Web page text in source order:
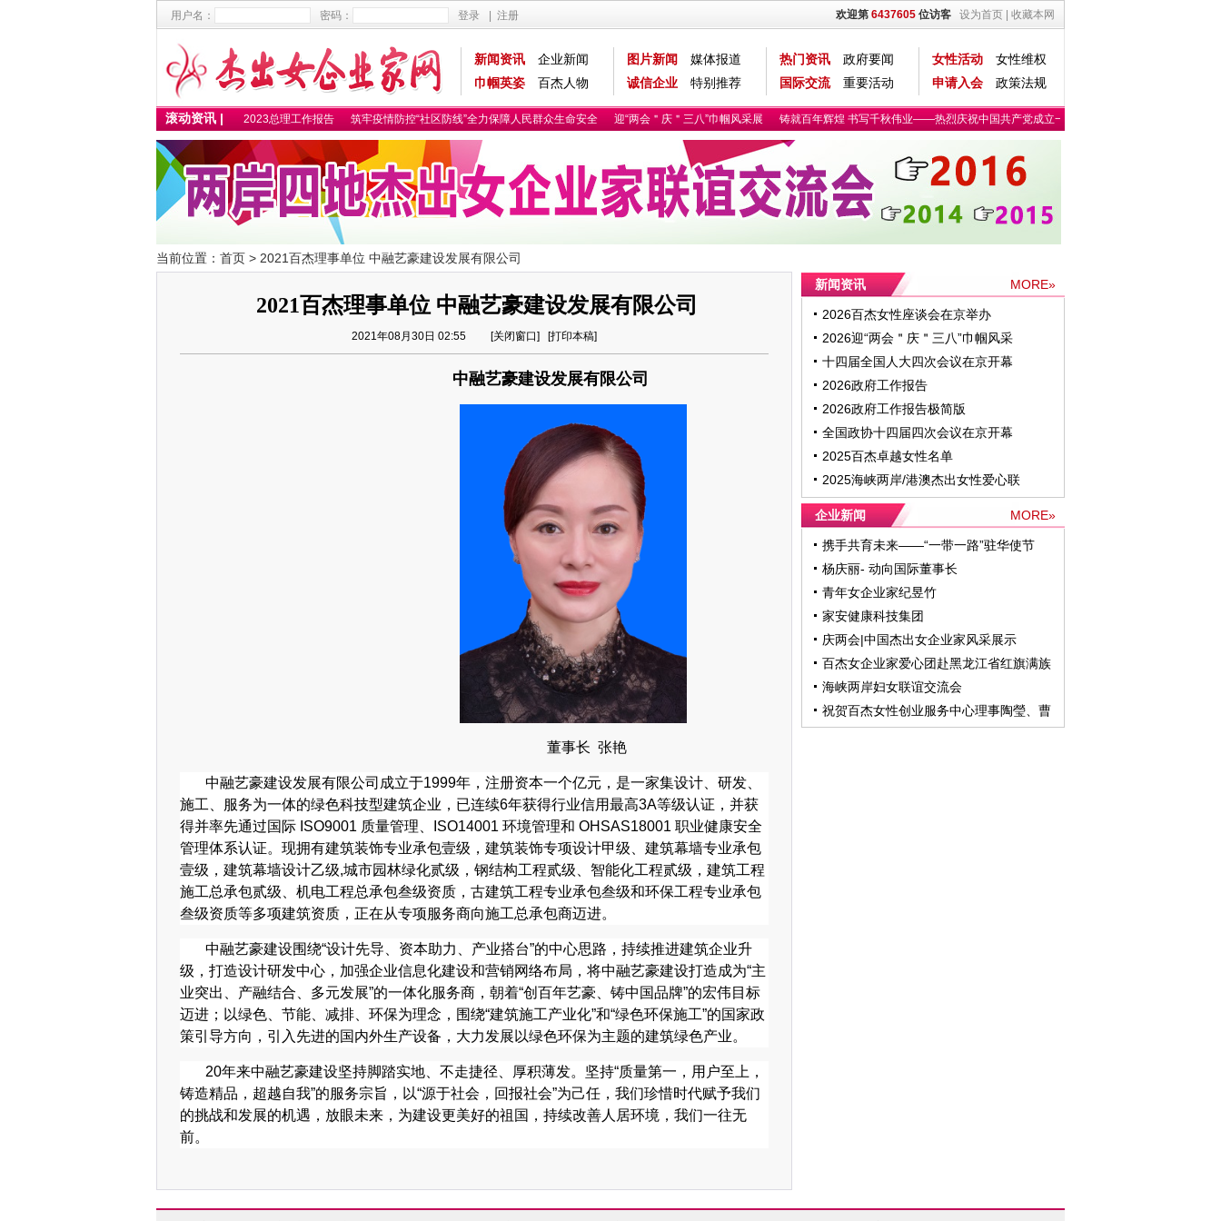
用户名： 密码： 登录 注册 欢迎第 6437605 位访客 设为首页 收藏本网
新闻资讯
企业新闻
巾帼英姿
百杰人物
图片新闻
媒体报道
诚信企业
特别推荐
热门资讯
政府要闻
国际交流
重要活动
女性活动
女性维权
申请入会
政策法规
滚动资讯 |
2025百杰卓越女性名单 2023总理工作报告 筑牢疫情防控“社区防线”全力保障人民群众生命安全 迎“两会＂庆＂三八”巾帼风采展 铸就百年辉煌 书写千秋伟业——热烈庆祝中国共产党成立一百周年
当前位置： 首页 > 2021百杰理事单位 中融艺豪建设发展有限公司
2021百杰理事单位 中融艺豪建设发展有限公司
2021年08月30日 02:55 [关闭窗口] [打印本稿]
中融艺豪建设发展有限公司
董事长 张艳
中融艺豪建设发展有限公司成立于1999年，注册资本一个亿元，是一家集设计、研发、
施工、服务为一体的绿色科技型建筑企业，已连续6年获得行业信用最高3A等级认证，并获
得并率先通过国际 ISO9001 质量管理、ISO14001 环境管理和 OHSAS18001 职业健康安全
管理体系认证。现拥有建筑装饰专业承包壹级，建筑装饰专项设计甲级、建筑幕墙专业承包
壹级，建筑幕墙设计乙级,城市园林绿化贰级，钢结构工程贰级、智能化工程贰级，建筑工程
施工总承包贰级 、机电工程总承包叁级资质，古建筑工程专业承包叁级和环保工程专业承包
叁级资质等多项建筑资质，正在从专项服务商向施工总承包商迈进。
中融艺豪建设围绕“设计先导、资本助力、产业搭台”的中心思路，持续推进建筑企业升
级，打造设计研发中心，加强企业信息化建设和营销网络布局，将中融艺豪建设打造成为“主
业突出、产融结合、多元发展”的一体化服务商，朝着“创百年艺豪、铸中国品牌”的宏伟目标
迈进；以绿色、节能、减排、环保为理念，围绕“建筑施工产业化”和“绿色环保施工”的国家政
策引导方向，引入先进的国内外生产设备，大力发展以绿色环保为主题的建筑绿色产业。
20年来中融艺豪建设坚持脚踏实地、不走捷径、厚积薄发。坚持“质量第一，用户至上，
铸造精品，超越自我”的服务宗旨，以“源于社会，回报社会”为己任，我们珍惜时代赋予我们
的挑战和发展的机遇，放眼未来，为建设更美好的祖国，持续改善人居环境，我们一往无
前。
新闻资讯 MORE»
2026百杰女性座谈会在京举办
2026迎“两会＂庆＂三八”巾帼风采
十四届全国人大四次会议在京开幕
2026政府工作报告
2026政府工作报告极简版
全国政协十四届四次会议在京开幕
2025百杰卓越女性名单
2025海峡两岸/港澳杰出女性爱心联
企业新闻 MORE»
携手共育未来——“一带一路”驻华使节
杨庆丽- 动向国际董事长
青年女企业家纪昱竹
家安健康科技集团
庆两会|中国杰出女企业家风采展示
百杰女企业家爱心团赴黑龙江省红旗满族
海峡两岸妇女联谊交流会
祝贺百杰女性创业服务中心理事陶瑩、曹